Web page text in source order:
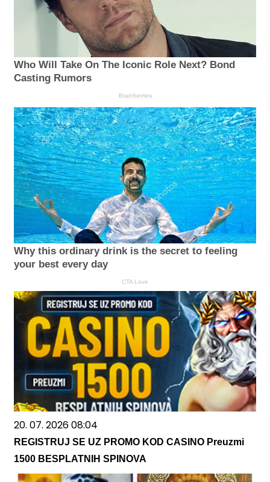
Who Will Take On The Iconic Role Next? Bond
Casting Rumors
Brainberries
Why this ordinary drink is the secret to feeling
your best every day
CTA Love
20. 07. 2026 08:04
REGISTRUJ SE UZ PROMO KOD CASINO Preuzmi
1500 BESPLATNIH SPINOVA